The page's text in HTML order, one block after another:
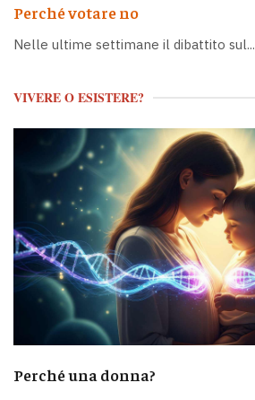
Perché votare no
Nelle ultime settimane il dibattito sul...
VIVERE O ESISTERE?
Perché una donna?